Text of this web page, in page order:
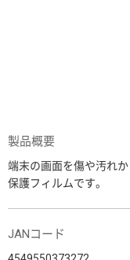
製品概要
端末の画面を傷や汚れ
保護フィルムです。
JANコード